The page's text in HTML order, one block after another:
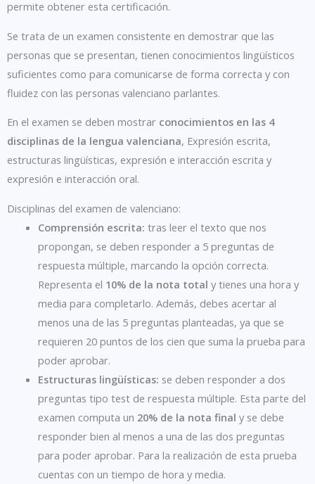
permite obtener esta certificación.
Se trata de un examen consistente en demostrar que las
personas que se presentan, tienen conocimientos lingüísticos
suficientes como para comunicarse de forma correcta y con
fluidez con las personas valenciano parlantes.
En el examen se deben mostrar conocimientos en las 4
disciplinas de la lengua valenciana, Expresión escrita,
estructuras lingüísticas, expresión e interacción escrita y
expresión e interacción oral.
Disciplinas del examen de valenciano:
Comprensión escrita: tras leer el texto que nos
propongan, se deben responder a 5 preguntas de
respuesta múltiple, marcando la opción correcta.
Representa el 10% de la nota total y tienes una hora y
media para completarlo. Además, debes acertar al
menos una de las 5 preguntas planteadas, ya que se
requieren 20 puntos de los cien que suma la prueba para
poder aprobar.
Estructuras lingüísticas: se deben responder a dos
preguntas tipo test de respuesta múltiple. Esta parte del
examen computa un 20% de la nota final y se debe
responder bien al menos a una de las dos preguntas
para poder aprobar. Para la realización de esta prueba
cuentas con un tiempo de hora y media.